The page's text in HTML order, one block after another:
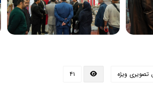
تصویری ویژه ۴۱